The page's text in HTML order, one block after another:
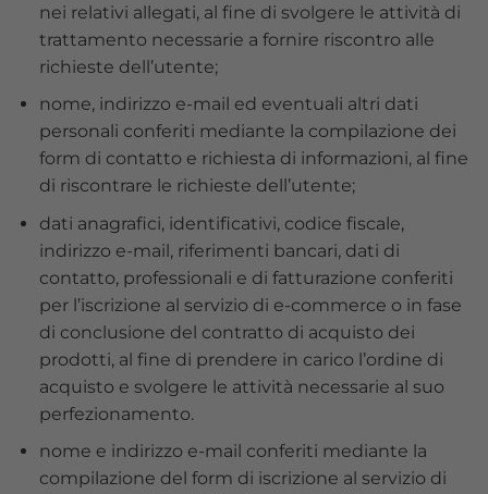
nei relativi allegati, al fine di svolgere le attività di
trattamento necessarie a fornire riscontro alle
richieste dell’utente;
nome, indirizzo e-mail ed eventuali altri dati
personali conferiti mediante la compilazione dei
form di contatto e richiesta di informazioni, al fine
di riscontrare le richieste dell’utente;
dati anagrafici, identificativi, codice fiscale,
indirizzo e-mail, riferimenti bancari, dati di
contatto, professionali e di fatturazione conferiti
per l’iscrizione al servizio di e-commerce o in fase
di conclusione del contratto di acquisto dei
prodotti, al fine di prendere in carico l’ordine di
acquisto e svolgere le attività necessarie al suo
perfezionamento.
nome e indirizzo e-mail conferiti mediante la
compilazione del form di iscrizione al servizio di